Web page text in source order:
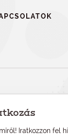
Iratkozzon fel